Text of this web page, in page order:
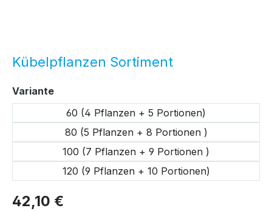
Kübelpflanzen Sortiment
42,10 €
Varianteauswählen
60 (4 Pflanzen + 5 Portionen)
80 (5 Pflanzen + 8 Portionen )
100 (7 Pflanzen + 9 Portionen )
120 (9 Pflanzen + 10 Portionen)